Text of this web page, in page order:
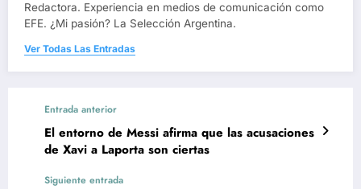
Redactora. Experiencia en medios de comunicación como
EFE. ¿Mi pasión? La Selección Argentina.
Ver Todas Las Entradas
Entrada anterior
El entorno de Messi afirma que las acusaciones
de Xavi a Laporta son ciertas
Siguiente entrada